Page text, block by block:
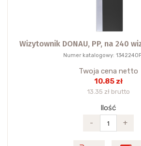
Wizytownik DONAU, PP, na 240
Numer katalogowy:
Twoja cena netto
10.85 zł
13.35 zł brutto
Ilość
-
+